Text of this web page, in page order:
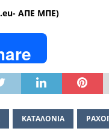
ΑΠΕ ΜΠΕ)
ΚΑΤΑΛΟΝΙΑ ΡΑΧΟΪ